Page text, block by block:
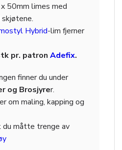
50mm limes med
skjøtene.
Hybrid-lim fjerner
pr. patron Adefix.
finner du under
og Brosjyrer.
om maling, kapping og
du måtte trenge av